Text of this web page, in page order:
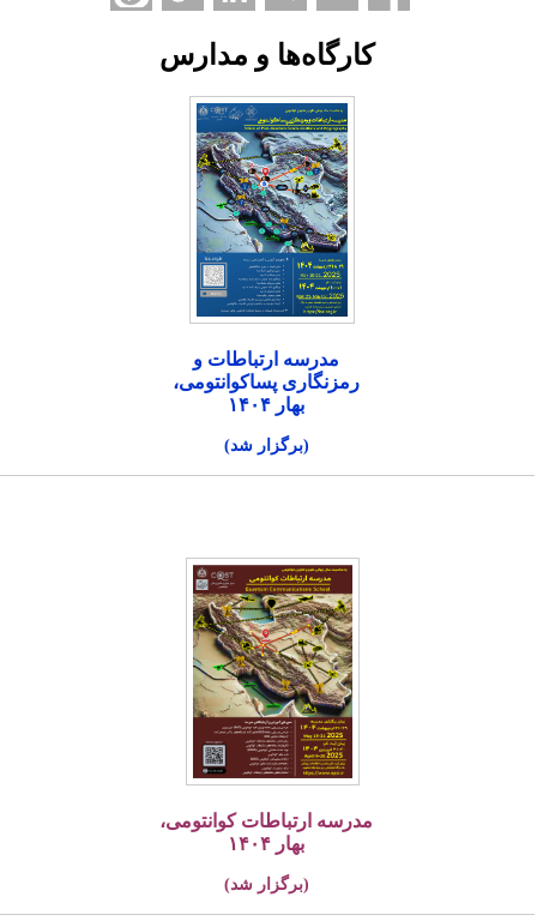
کارگاه‌ها و مدارس
مدرسه ارتباطات و
رمزنگاری پساکوانتومی،
بهار ۱۴۰۴
(برگزار شد)
مدرسه ارتباطات کوانتومی،
بهار ۱۴۰۴
(برگزار شد)